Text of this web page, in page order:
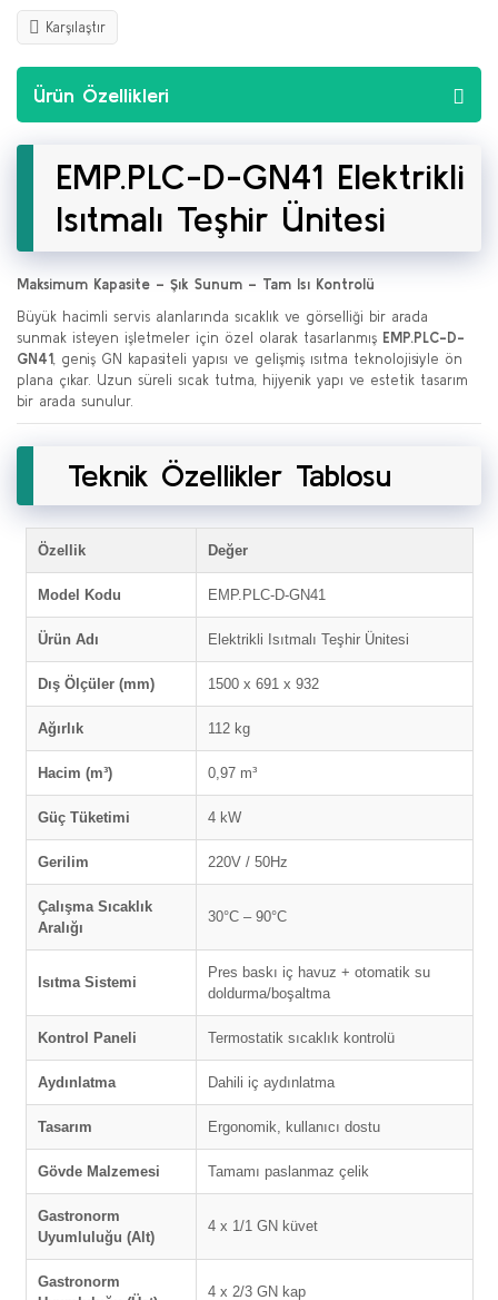
Karşılaştır
Ürün Özellikleri
EMP.PLC-D-GN41 Elektrikli
Isıtmalı Teşhir Ünitesi
Maksimum Kapasite – Şık Sunum – Tam Isı Kontrolü
Büyük hacimli servis alanlarında sıcaklık ve görselliği bir arada
sunmak isteyen işletmeler için özel olarak tasarlanmış EMP.PLC-D-
GN41, geniş GN kapasiteli yapısı ve gelişmiş ısıtma teknolojisiyle ön
plana çıkar. Uzun süreli sıcak tutma, hijyenik yapı ve estetik tasarım
bir arada sunulur.
Teknik Özellikler Tablosu
Özellik Değer
Model Kodu EMP.PLC-D-GN41
Ürün Adı Elektrikli Isıtmalı Teşhir Ünitesi
Dış Ölçüler (mm) 1500 x 691 x 932
Ağırlık 112 kg
Hacim (m³) 0,97 m³
Güç Tüketimi 4 kW
Gerilim 220V / 50Hz
Çalışma Sıcaklık
Aralığı
30°C – 90°C
Isıtma Sistemi
Pres baskı iç havuz + otomatik su
doldurma/boşaltma
Kontrol Paneli Termostatik sıcaklık kontrolü
Aydınlatma Dahili iç aydınlatma
Tasarım Ergonomik, kullanıcı dostu
Gövde Malzemesi Tamamı paslanmaz çelik
Gastronorm
Uyumluluğu (Alt)
4 x 1/1 GN küvet
Gastronorm
4 x 2/3 GN kap